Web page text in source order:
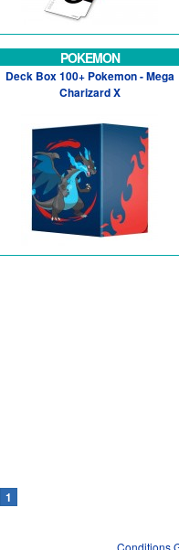
POKEMON
Deck Box 100+ Pokemon - Mega
Charizard X
1